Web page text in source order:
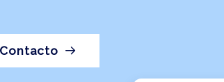
Contacto